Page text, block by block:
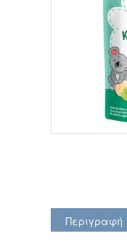
Περιγραφή